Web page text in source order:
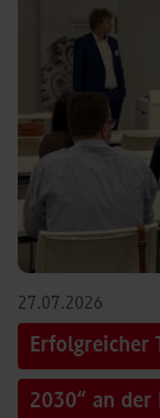
27.07.2026
Erfolgreicher
2030“ an